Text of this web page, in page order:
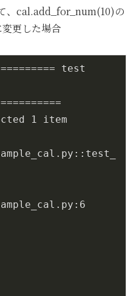
、cal.add_for_num(10)の
更した場合
test
1 item